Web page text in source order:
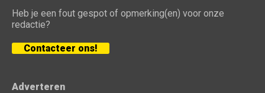
Heb je een fout gespot of opmerking(en) voor onze
redactie?
Contacteer ons!
Adverteren